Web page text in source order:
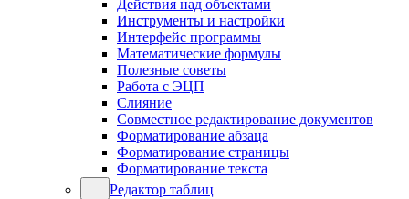
Действия над объектами
Инструменты и настройки
Интерфейс программы
Математические формулы
Полезные советы
Работа с ЭЦП
Слияние
Совместное редактирование документов
Форматирование абзаца
Форматирование страницы
Форматирование текста
Редактор таблиц